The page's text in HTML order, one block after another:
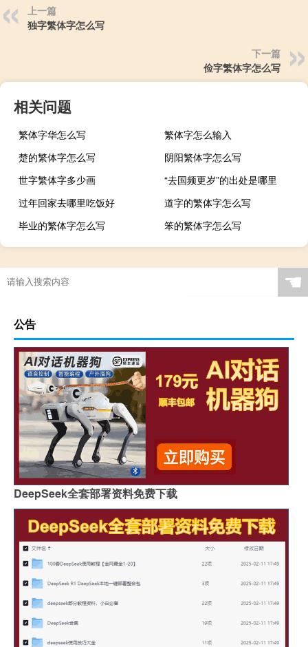
上一篇
独字繁体字怎么写
下一篇
俭字繁体字怎么写
相关问题
繁体字华怎么写
繁体字怎么输入
楚的繁体字怎么写
阴阳繁体字怎么写
世字繁体字多少画
“去国频更岁”的出处是哪里
过年回家去哪里吃饭好
道字的繁体字怎么写
毕业的繁体字怎么写
笨的繁体字怎么写
☚
公告
DeepSeek全套部署资料免费下载